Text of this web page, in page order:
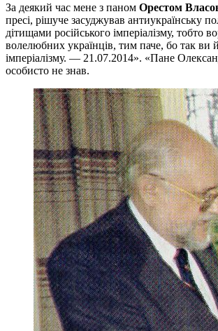
За деякий час мене з паном Орестом
пресі, рішуче засуджував антиукраїнську
дітищами російського імперіалізму,
волелюбних українців, тим паче, бо так ви
імперіалізму. — 21.07.2014». «Пане
особисто не знав.